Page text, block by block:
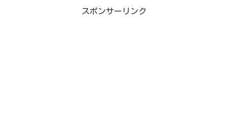
スポンサーリンク